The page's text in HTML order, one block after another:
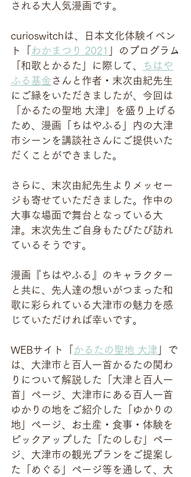
される大人気漫画です。
curioswitchは、日本文化体験イベン
ト「
わかまつり 2021
」のプログラム
「和歌とかるた」に際して、
ちはや
ふる基金 さんと作者・末次由紀先生
にご縁をいただきましたが、今回は
「かるたの聖地 大津」を盛り上げる
ため、漫画「ちはやふる」内の大津
市シーンを講談社さんにご提供いた
だくことができました。
さらに、末次由紀先生よりメッセー
ジも寄せていただきました。作中の
大事な場面で舞台となっている大
津。末次先生ご自身もたびたび訪れ
ているそうです。
漫画『ちはやふる』のキャラクター
と共に、先人達の想いがつまった和
歌に彩られている大津市の魅力を感
じていただければ幸いです。
WEBサイト「 かるたの聖地 大津 」で
は、大津市と百人一首かるたの関わ
りについて解説した「大津と百人一
首」ページ、大津市にある百人一首
ゆかりの地をご紹介した「ゆかりの
地」ページ、お土産・食事・体験を
ピックアップした「たのしむ」ペー
ジ、大津市の観光プランをご提案し
た「めぐる」ページ等を通して、大